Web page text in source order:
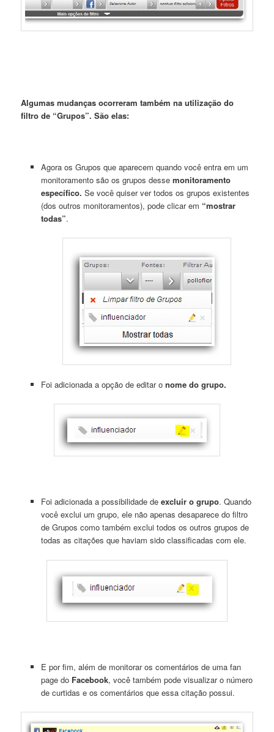
Algumas mudanças ocorreram também na utilização do
filtro de “Grupos”. São elas:
Agora os Grupos que aparecem quando você entra em um
monitoramento são os grupos desse monitoramento
específico. Se você quiser ver todos os grupos existentes
(dos outros monitoramentos), pode clicar em “mostrar
todas”.
Foi adicionada a opção de editar o nome do grupo.
Foi adicionada a possibilidade deexcluir o grupo. Quando
você exclui um grupo, ele não apenas desaparece do filtro
de Grupos como também exclui todos os outros grupos de
todas as citações que haviam sido classificadas com ele.
E por fim, além de monitorar os comentários de uma fan
page do Facebook, você também pode visualizar o número
de curtidas e os comentários que essa citação possui.